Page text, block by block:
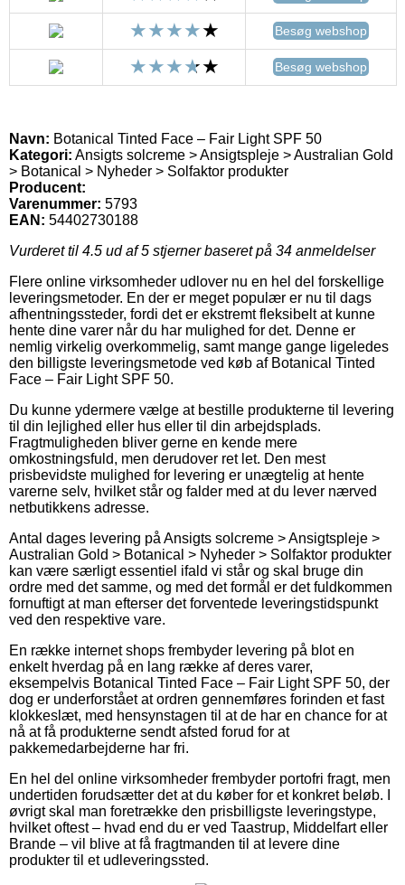
Besøg webshop
Besøg webshop
Navn: Botanical Tinted Face – Fair Light SPF 50
Kategori: Ansigts solcreme > Ansigtspleje > Australian Gold
> Botanical > Nyheder > Solfaktor produkter
Producent:
Varenummer: 5793
EAN: 54402730188
Vurderet til 4.5 ud af 5 stjerner baseret på 34 anmeldelser
Flere online virksomheder udlover nu en hel del forskellige
leveringsmetoder. En der er meget populær er nu til dags
afhentningssteder, fordi det er ekstremt fleksibelt at kunne
hente dine varer når du har mulighed for det. Denne er
nemlig virkelig overkommelig, samt mange gange ligeledes
den billigste leveringsmetode ved køb af Botanical Tinted
Face – Fair Light SPF 50.
Du kunne ydermere vælge at bestille produkterne til levering
til din lejlighed eller hus eller til din arbejdsplads.
Fragtmuligheden bliver gerne en kende mere
omkostningsfuld, men derudover ret let. Den mest
prisbevidste mulighed for levering er unægtelig at hente
varerne selv, hvilket står og falder med at du lever nærved
netbutikkens adresse.
Antal dages levering på Ansigts solcreme > Ansigtspleje >
Australian Gold > Botanical > Nyheder > Solfaktor produkter
kan være særligt essentiel ifald vi står og skal bruge din
ordre med det samme, og med det formål er det fuldkommen
fornuftigt at man efterser det forventede leveringstidspunkt
ved den respektive vare.
En række internet shops frembyder levering på blot en
enkelt hverdag på en lang række af deres varer,
eksempelvis Botanical Tinted Face – Fair Light SPF 50, der
dog er underforstået at ordren gennemføres forinden et fast
klokkeslæt, med hensynstagen til at de har en chance for at
nå at få produkterne sendt afsted forud for at
pakkemedarbejderne har fri.
En hel del online virksomheder frembyder portofri fragt, men
undertiden forudsætter det at du køber for et konkret beløb. I
øvrigt skal man foretrække den prisbilligste leveringstype,
hvilket oftest – hvad end du er ved Taastrup, Middelfart eller
Brande – vil blive at få fragtmanden til at levere dine
produkter til et udleveringssted.